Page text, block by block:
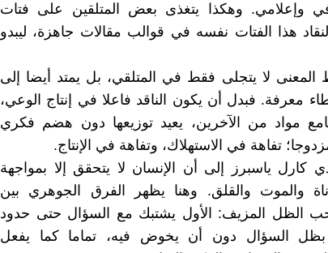
وإعلامي. وهكذا يتغذى بعض المتلقين على فتات
هذا الفتات نفسه في قوالب مقالات جاهزة، ليبدو
المعنى لا يتجلى فقط في المتلقي، بل يمتد أيضا إلى
فبدل أن يكون الناقد فاعلا في إنتاج الوعي،
مواد من الآخرين، يعيد توزيعها دون هضم فكري
تفاهة في الاستهلاك، وتفاهة في الإنتاج.
كارل ياسبرز إلى أن الإنسان لا يتحقق إلا بمواجهة
والموت والقلق. وهنا يظهر الفرق الجوهري بين
الظل المزيف: الأول يشتبك مع السؤال حتى حدود
بظل السؤال دون أن يخوض فيه، تماما كما يفعل